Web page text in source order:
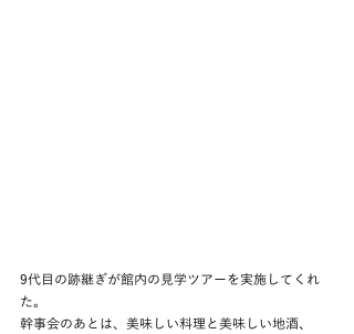
9代目の跡継ぎが館内の見学ツアーを実施してくれ
た。
幹事会のあとは、美味しい料理と美味しい地酒、